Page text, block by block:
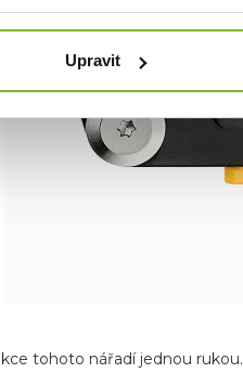
Upravit
tohoto nářadí jednou rukou.